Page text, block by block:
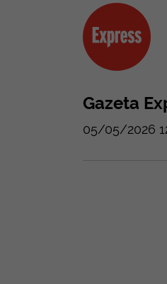
Gazeta
05/05/2026